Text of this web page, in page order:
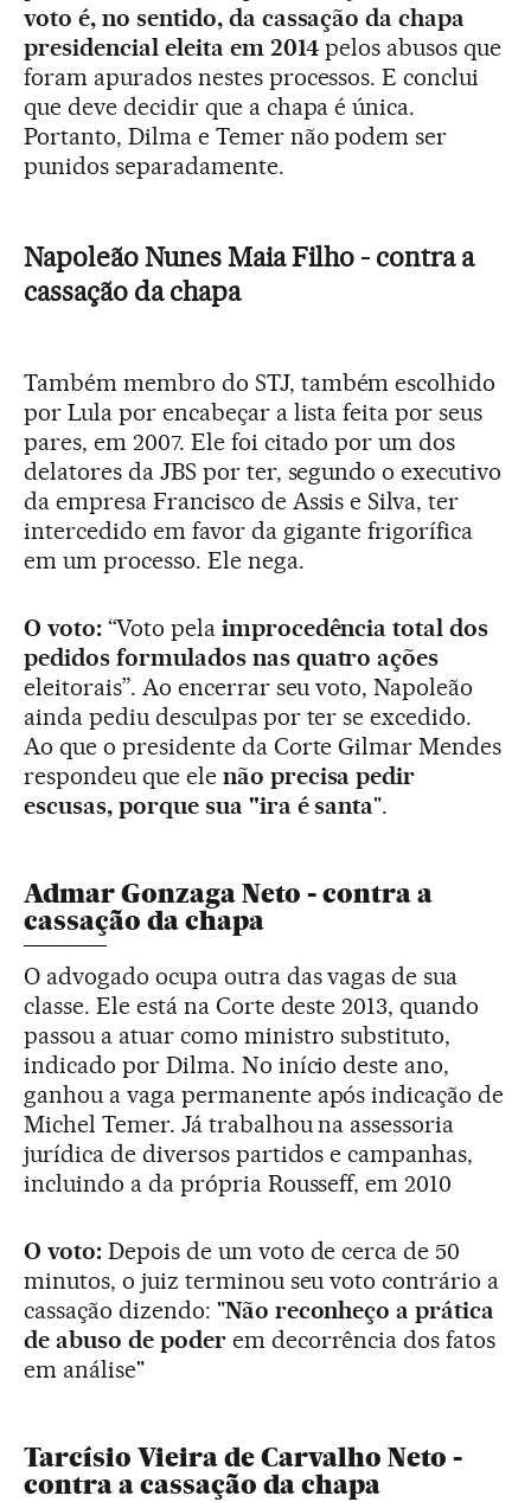
voto é, no sentido, da cassação da chapa
presidencial eleita em 2014 pelos abusos que
foram apurados nestes processos. E conclui
que deve decidir que a chapa é única.
Portanto, Dilma e Temer não podem ser
punidos separadamente.
Napoleão Nunes Maia Filho - contra a
cassação da chapa
Também membro do STJ, também escolhido
por Lula por encabeçar a lista feita por seus
pares, em 2007. Ele foi citado por um dos
delatores da JBS por ter, segundo o executivo
da empresa Francisco de Assis e Silva, ter
intercedido em favor da gigante frigorífica
em um processo. Ele nega.
O voto:“Voto pela improcedência total dos
pedidos formulados nas quatro ações
eleitorais”. Ao encerrar seu voto, Napoleão
ainda pediu desculpas por ter se excedido.
Ao que o presidente da Corte Gilmar Mendes
respondeu que ele não precisa pedir
escusas, porque sua "ira é santa".
Admar Gonzaga Neto - contra a
cassação da chapa
O advogado ocupa outra das vagas de sua
classe. Ele está na Corte deste 2013, quando
passou a atuar como ministro substituto,
indicado por Dilma. No início deste ano,
ganhou a vaga permanente após indicação de
Michel Temer. Já trabalhou na assessoria
jurídica de diversos partidos e campanhas,
incluindo a da própria Rousseff, em 2010
O voto: Depois de um voto de cerca de 50
minutos, o juiz terminou seu voto contrário a
cassação dizendo: "Não reconheço a prática
de abuso de poderem decorrência dos fatos
em análise"
Tarcísio Vieira de Carvalho Neto -
contra a cassação da chapa